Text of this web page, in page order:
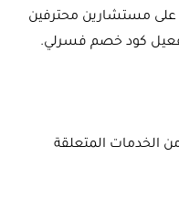
على مستشارين محترفين
كود خصم فسرلي.
الخدمات المتعلقة